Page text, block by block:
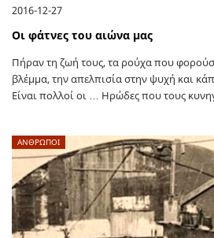
2016-12-27
Οι φάτνες του αιώνα μας
Πήραν τη ζωή τους, τα ρούχα που
βλέμμα, την απελπισία στην ψυχή και
Είναι πολλοί οι … Ηρώδες που τους
ΑΝΘΡΩΠΟΙ